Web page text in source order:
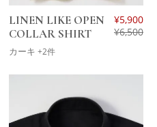
LINEN LIKE OPEN
COLLAR SHIRT
カーキ +2件
¥5,900
¥6,500